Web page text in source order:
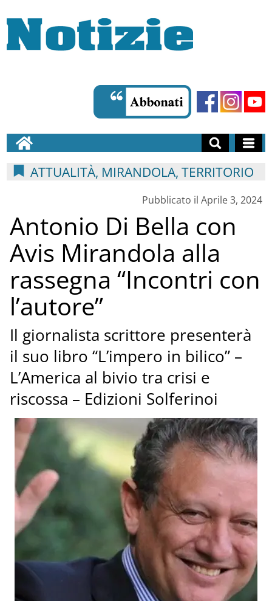
ATTUALITÀ, MIRANDOLA, TERRITORIO
Pubblicato il Aprile 3, 2024
Antonio Di Bella con
Avis Mirandola alla
rassegna “Incontri con
l’autore”
Il giornalista scrittore presenterà
il suo libro “L’impero in bilico” –
L’America al bivio tra crisi e
riscossa – Edizioni Solferinoi